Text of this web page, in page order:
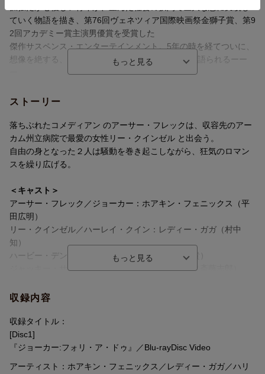
ていく物語を描き、第76回ヴェネツィア国際映画祭金獅子賞、第9
2回アカデミー賞主演男優賞を受賞した
傑作サスペンス・エンターテインメント。5年の時を経てついに、
想像を絶する、“悪のカリスマ”の前代未聞の物語が語られるーー
■アカデミー賞主演男優賞受賞俳優ホアキン・フェニックス×レデ
フェニックスが再びジョーカーを熱演。
レディー・ガガがジョーカーの相方となる新キャラクターハーレ
イ・クイン役を演じる。
カーはもうひとりじゃない。
謎の女リー（レディー・ガガ）を始め、狂乱は群衆にも伝播して
いく壮大で圧倒的なスケール感は必見。
かつて孤独で心優しかった男の暴走の行き着く先とは？“悪のカリ
スマ”は完全となるのか？
■超豪華吹替声優陣が集結！ホアキン・フェニックス演じるジョー
レディー・ガガ演じるハーレイ・クインには村中知（「ハーレ
スターズ2」）、
ブレンダン・グリーソン演じる看守役には斎藤志郎（ 「ハリーポ
ッター」シリーズ ハグリッド）更にハービ・デントには俳優の山
ストーリー
落ちぶれたコメディアン のアーサー・フレックは、収容先のアー
カム州立病院で最愛の女性リー・クインゼル と出会う。
自由の身となった２人は騒動を巻き起こしながら、狂気のロマン
スを繰り広げる。
＜キャスト＞
アーサー・フレック／ジョーカー：ホアキン・フェニックス（平
田広明）
リー・クインゼル／ハーレイ・クイン：レディー・ガガ（村中
知）
ハービー・デント：ハリー・ローティー（山田裕貴）
ジャッキー・サリバン：ブレンダン・グリーソン（斎藤志郎）
監督・脚本・製作：トッド・フィリップス
(C) 2024 WARNER BROS. ENTERTAINMENT INC. AND DOMAIN
収録内容
収録タイトル：
[Disc1]
『ジョーカー:フォリ・ア・ドゥ』／Blu-rayDisc Video
アーティスト：ホアキン・フェニックス／レディー・ガガ／ハリ